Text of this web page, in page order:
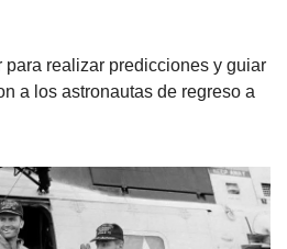
para realizar predicciones y guiar
a los astronautas de regreso a